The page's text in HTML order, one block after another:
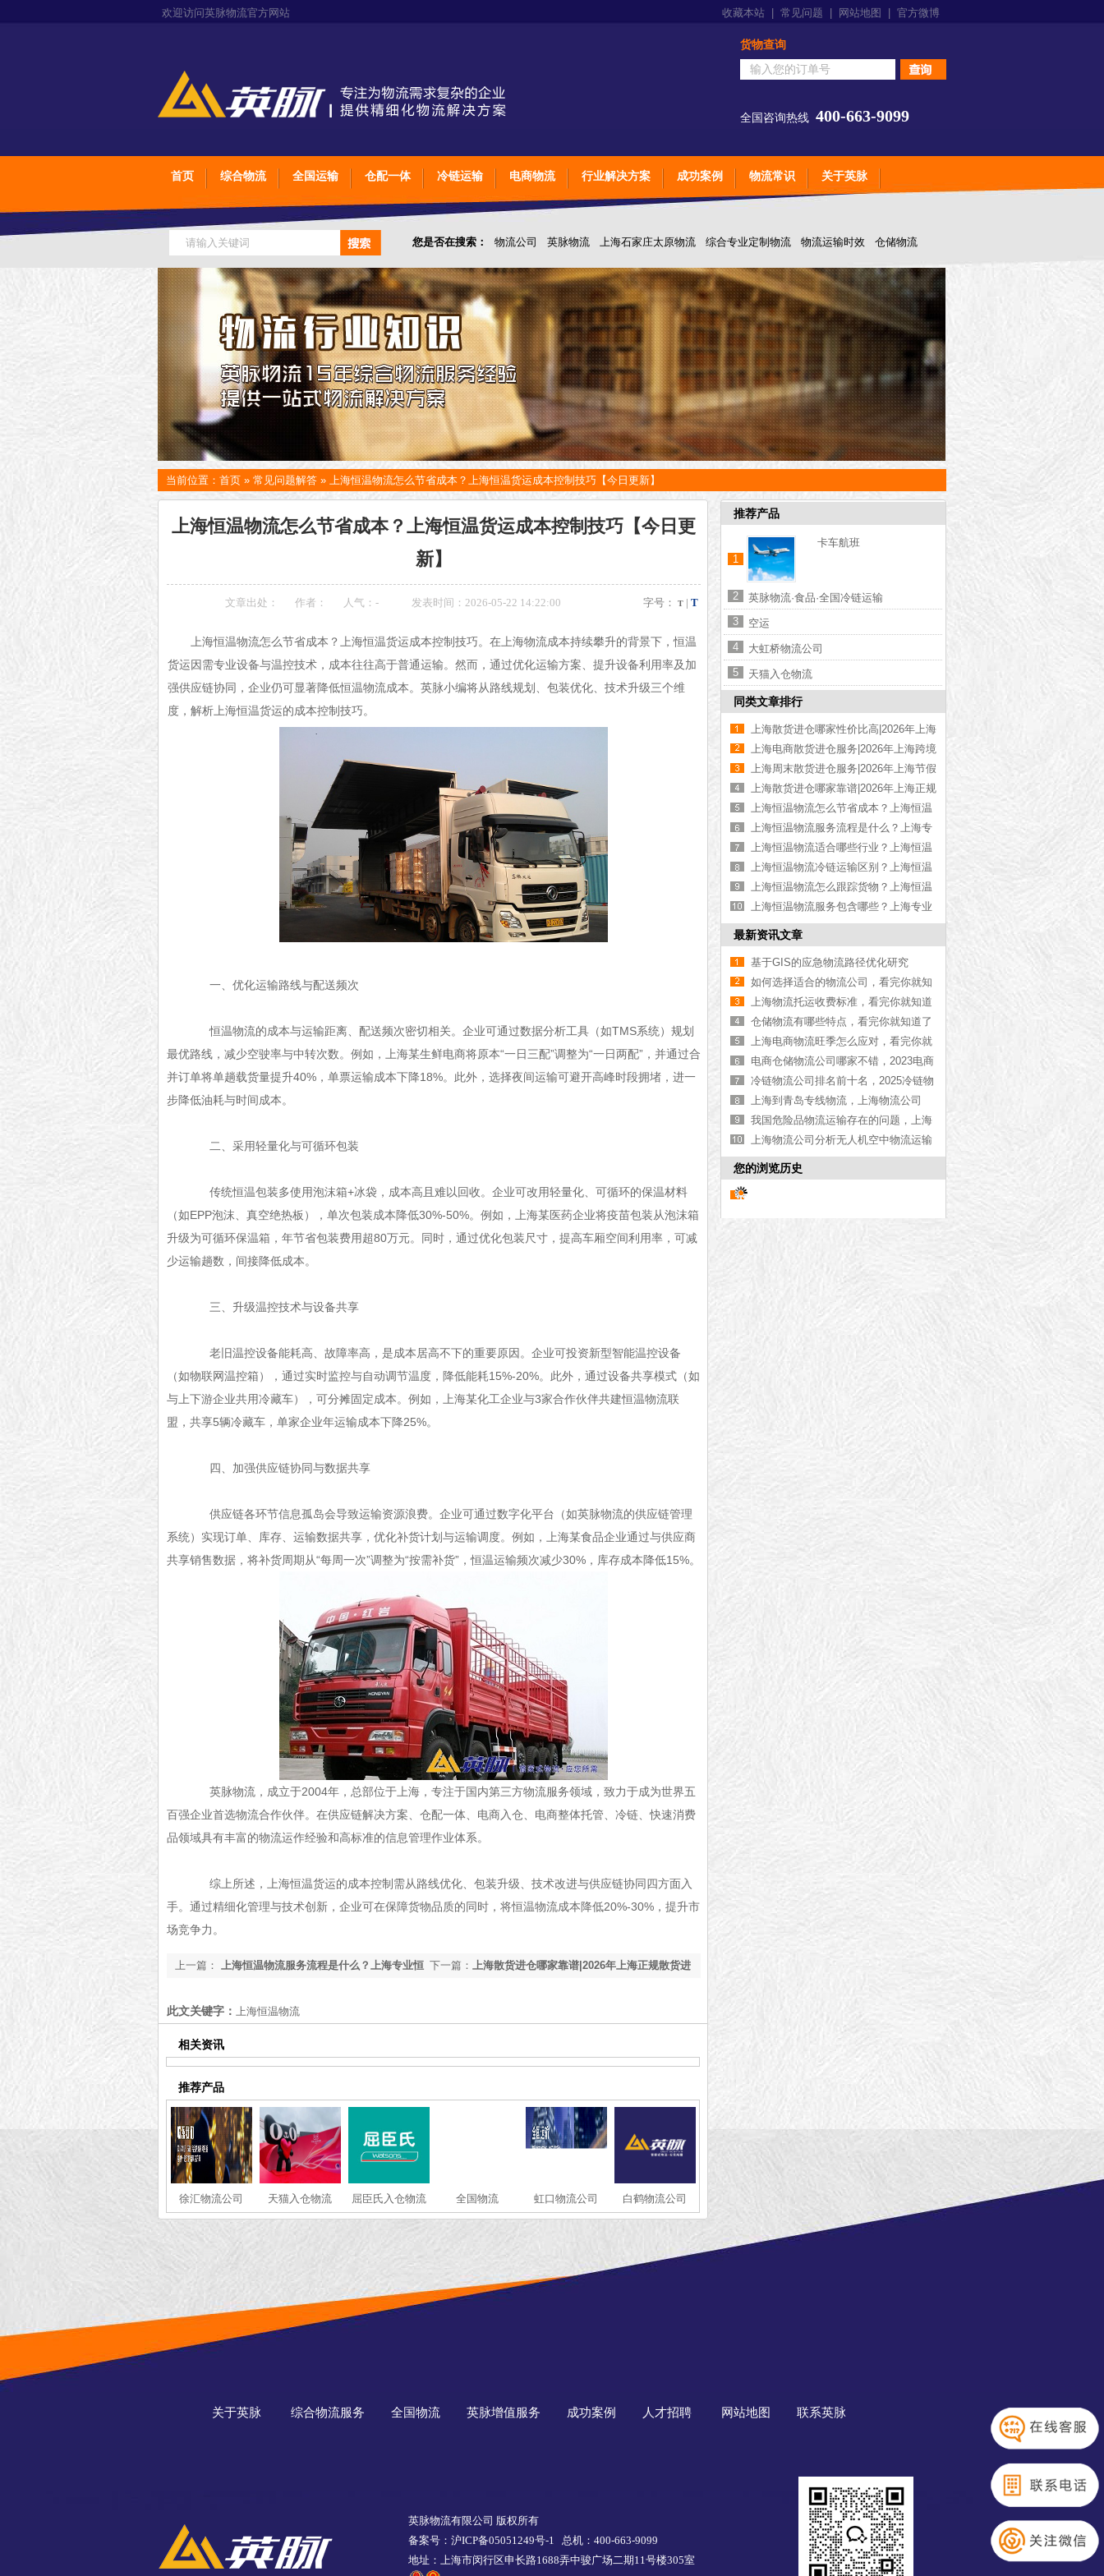
欢迎访问英脉物流官方网站 收藏本站 常见问题 网站地图 官方微博
货物查询
全国咨询热线 400-663-9099
首页 综合物流 全国运输 仓配一体 冷链运输 电商物流 行业解决方案 成功案例 物流常识 关于英脉
您是否在搜索： 物流公司 英脉物流 上海石家庄太原物流 综合专业定制物流 物流运输时效 仓储物流
仓储综合专业定制物流 上海石家庄太原综合专业定制物流
当前位置： 首页 » 常见问题解答 » 上海恒温物流怎么节省成本？上海恒温货运成本控制技巧【今日更新】
上海恒温物流怎么节省成本？上海恒温货运成本控制技巧【今日更
新】
字号： T | T
文章出处： 作者： 人气： - 发表时间：2026-05-22 14:22:00
上海恒温物流怎么节省成本？上海恒温货运成本控制技巧。在上海物流成本持续攀升的背景下，恒温
货运因需专业设备与温控技术，成本往往高于普通运输。然而，通过优化运输方案、提升设备利用率及加
强供应链协同，企业仍可显著降低恒温物流成本。英脉小编将从路线规划、包装优化、技术升级三个维
度，解析上海恒温货运的成本控制技巧。
一、优化运输路线与配送频次
恒温物流的成本与运输距离、配送频次密切相关。企业可通过数据分析工具（如TMS系统）规划
最优路线，减少空驶率与中转次数。例如，上海某生鲜电商将原本“一日三配”调整为“一日两配”，并通过合
并订单将单趟载货量提升40%，单票运输成本下降18%。此外，选择夜间运输可避开高峰时段拥堵，进一
步降低油耗与时间成本。
二、采用轻量化与可循环包装
传统恒温包装多使用泡沫箱+冰袋，成本高且难以回收。企业可改用轻量化、可循环的保温材料
（如EPP泡沫、真空绝热板），单次包装成本降低30%-50%。例如，上海某医药企业将疫苗包装从泡沫箱
升级为可循环保温箱，年节省包装费用超80万元。同时，通过优化包装尺寸，提高车厢空间利用率，可减
少运输趟数，间接降低成本。
三、升级温控技术与设备共享
老旧温控设备能耗高、故障率高，是成本居高不下的重要原因。企业可投资新型智能温控设备
（如物联网温控箱），通过实时监控与自动调节温度，降低能耗15%-20%。此外，通过设备共享模式（如
与上下游企业共用冷藏车），可分摊固定成本。例如，上海某化工企业与3家合作伙伴共建恒温物流联
盟，共享5辆冷藏车，单家企业年运输成本下降25%。
四、加强供应链协同与数据共享
供应链各环节信息孤岛会导致运输资源浪费。企业可通过数字化平台（如英脉物流的供应链管理
系统）实现订单、库存、运输数据共享，优化补货计划与运输调度。例如，上海某食品企业通过与供应商
共享销售数据，将补货周期从“每周一次”调整为“按需补货”，恒温运输频次减少30%，库存成本降低15%。
英脉物流，成立于2004年，总部位于上海，专注于国内第三方物流服务领域，致力于成为世界五
百强企业首选物流合作伙伴。在供应链解决方案、仓配一体、电商入仓、电商整体托管、冷链、快速消费
品领域具有丰富的物流运作经验和高标准的信息管理作业体系。
综上所述，上海恒温货运的成本控制需从路线优化、包装升级、技术改进与供应链协同四方面入
手。通过精细化管理与技术创新，企业可在保障货物品质的同时，将恒温物流成本降低20%-30%，提升市
场竞争力。
下一篇： 上海散货进仓哪家靠谱|2026年上海正规散货进
上一篇： 上海恒温物流服务流程是什么？上海专业恒
此文关键字： 上海恒温物流
相关资讯
推荐产品
徐汇物流公司 天猫入仓物流 屈臣氏入仓物流 全国物流 虹口物流公司 白鹤物流公司
推荐产品
1
卡车航班
2
英脉物流·食品·全国冷链运输
3
空运
4
大虹桥物流公司
5
天猫入仓物流
同类文章排行
上海散货进仓哪家性价比高|2026年上海
高性价比散货进仓【优惠推荐】
上海电商散货进仓服务|2026年上海跨境
电商散货进仓【定制方案】
上海周末散货进仓服务|2026年上海节假
日散货进仓【全年无休】
上海散货进仓哪家靠谱|2026年上海正规
散货进仓公司【资质齐全】
上海恒温物流怎么节省成本？上海恒温
货运成本控制技巧【今日更新】
上海恒温物流服务流程是什么？上海专
业恒温物流操作步骤【全网推荐】
上海恒温物流适合哪些行业？上海恒温
运输适用行业介绍【今日更新】
上海恒温物流冷链运输区别？上海恒温
与冷链运输差异解析【全网更新】
上海恒温物流怎么跟踪货物？上海恒温
运输货物追踪方式【全网更新】
上海恒温物流服务包含哪些？上海专业
恒温物流服务项目介绍【今日更新】
最新资讯文章
基于GIS的应急物流路径优化研究
如何选择适合的物流公司，看完你就知
道了[最新更新]
上海物流托运收费标准，看完你就知道
了[今日更新]
仓储物流有哪些特点，看完你就知道了
[全网更新]
上海电商物流旺季怎么应对，看完你就
知道【全网更新】
电商仓储物流公司哪家不错，2023电商
仓储物流公司推荐【24小时热线】
冷链物流公司排名前十名，2025冷链物
流公司排行榜[最新更新]
上海到青岛专线物流，上海物流公司
【最新更新】
我国危险品物流运输存在的问题，上海
物流公司告诉您（2）
上海物流公司分析无人机空中物流运输
优缺点
您的浏览历史
关于英脉 综合物流服务 全国物流 英脉增值服务 成功案例 人才招聘 网站地图 联系英脉
英脉物流有限公司 版权所有
备案号：沪ICP备05051249号-1 总机：400-663-9099
地址：上海市闵行区申长路1688弄中骏广场二期11号楼305室